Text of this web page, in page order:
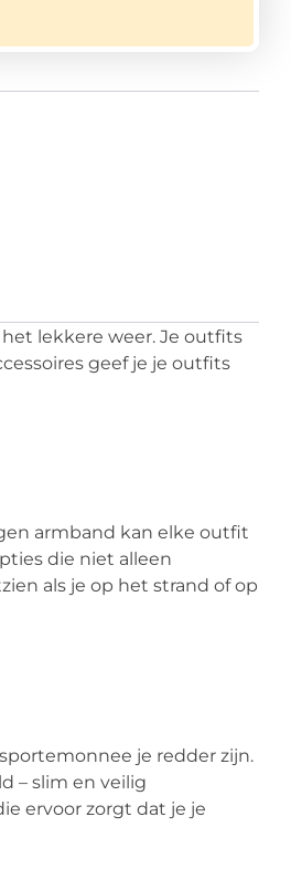
lekkere weer. Je outfits
geef je je outfits
armband kan elke outfit
die niet alleen
als je op het strand of op
je redder zijn.
– slim en veilig
ervoor zorgt dat je je